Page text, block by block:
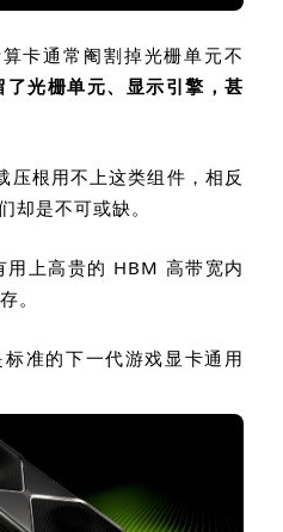
卡通常阉割掉光栅单元不
了光栅单元、显示引擎，甚
压根用不上这类组件，相反
却是不可或缺。
用上高贵的 HBM 高带宽内
。
准的下一代游戏显卡通用